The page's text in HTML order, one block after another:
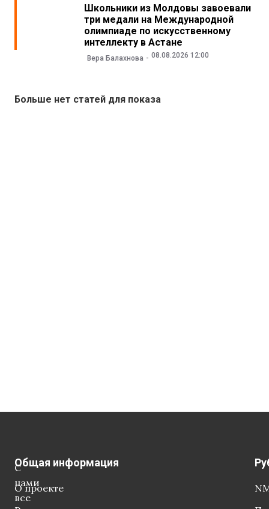
Школьники из Молдовы завоевали
три медали на Международной
олимпиаде по искусственному
интеллекту в Астане
Вера Балахнова 08.08.2026 12:00
Больше нет статей для показа
С
нами
все
Общая информация
О проекте